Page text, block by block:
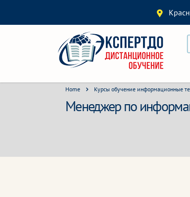
Home Курсы обучение информационные
Менеджер по